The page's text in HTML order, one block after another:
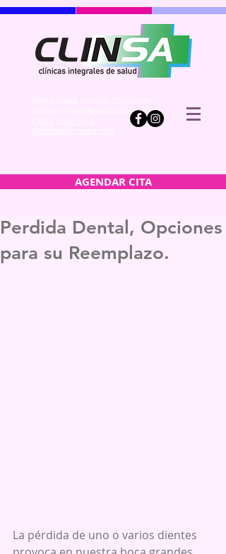
AGENDAR CITA
Perdida Dental, Opciones
para su Reemplazo.
La pérdida de uno o varios dientes